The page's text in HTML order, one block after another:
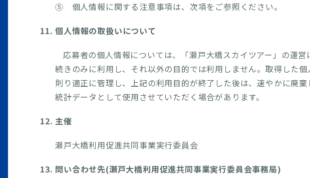
⑤ 個人情報に関する注意事項は、次項をご参照ください。
11. 個人情報の取扱いについて
応募者の個人情報については、「瀬戸大橋スカイツアー」の運
続きのみに利用し、それ以外の目的では利用しません。取得した
則り適正に管理し、上記の利用目的が終了した後は、速やかに廃
統計データとして使用させていただく場合があります。
12. 主催
瀬戸大橋利用促進共同事業実行委員会
13. 問い合わせ先(瀬戸大橋利用促進共同事業実行委員会事務局)